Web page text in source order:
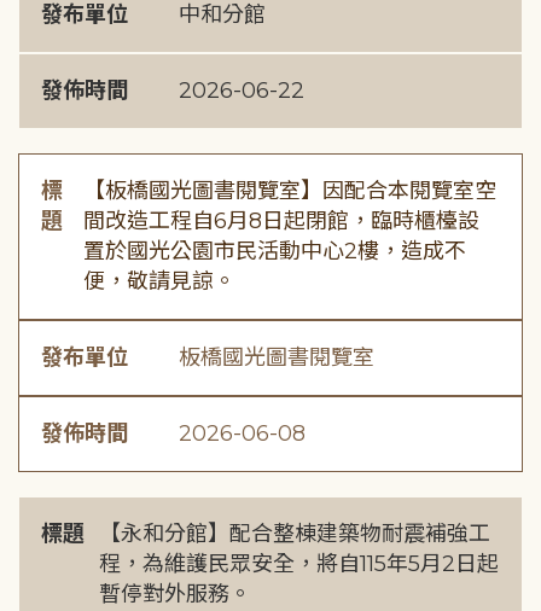
發布單位 中和分館
發佈時間 2026-06-22
標
題
【板橋國光圖書閱覽室】因配合本閱覽室空
間改造工程自6月8日起閉館，臨時櫃檯設
置於國光公園市民活動中心2樓，造成不
便，敬請見諒。
發布單位 板橋國光圖書閱覽室
發佈時間 2026-06-08
標題
【永和分館】配合整棟建築物耐震補強工
程，為維護民眾安全，將自115年5月2日起
暫停對外服務。